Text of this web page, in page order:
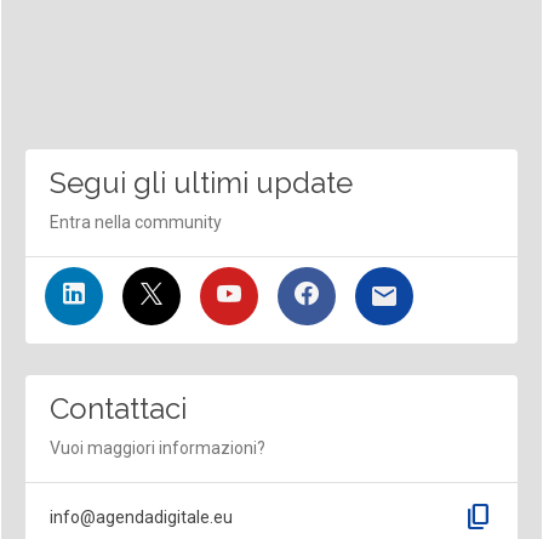
Segui gli ultimi update
Entra nella community
Contattaci
Vuoi maggiori informazioni?
info@agendadigitale.eu content_copy